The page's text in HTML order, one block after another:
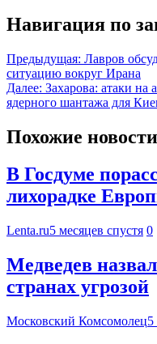
Навигация по
Предыдущая: Лавров
ситуацию вокруг Ирана
Далее: Захарова: атаки
ядерного шантажа для
Похожие новости
В Госдуме
лихорадке
Lenta.ru5 месяцев спустя 0
Медведев
странах угрозой
Московский Комсомолец5